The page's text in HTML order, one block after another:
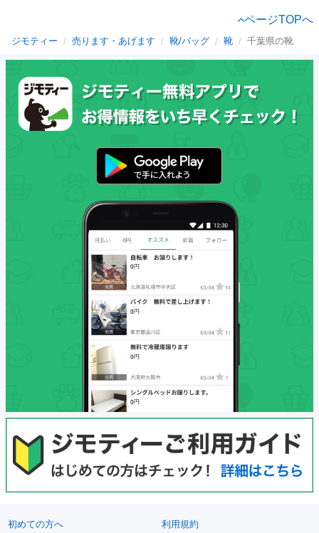
ページTOPへ
ジモティー 売ります・あげます 靴/バッグ 靴 千葉県の靴
初めての方へ 利用規約